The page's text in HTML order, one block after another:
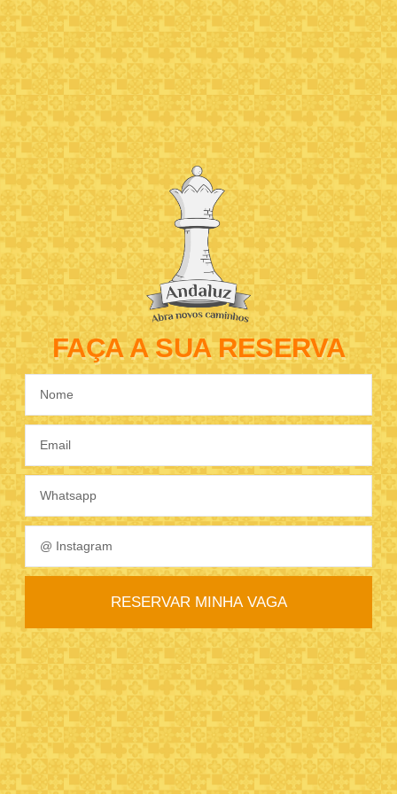
FAÇA A SUA RESERVA
RESERVAR MINHA VAGA